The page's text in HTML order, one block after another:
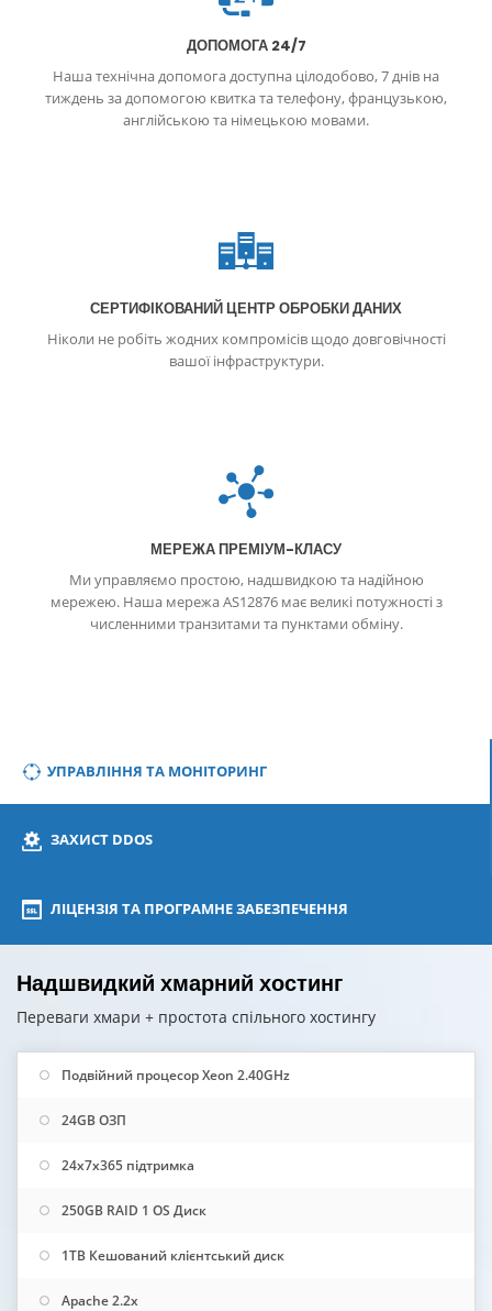
ДОПОМОГА 24/7
Наша технічна допомога доступна цілодобово, 7 днів на
тиждень за допомогою квитка та телефону, французькою,
англійською та німецькою мовами.
СЕРТИФІКОВАНИЙ ЦЕНТР ОБРОБКИ ДАНИХ
Ніколи не робіть жодних компромісів щодо довговічності
вашої інфраструктури.
МЕРЕЖА ПРЕМІУМ-КЛАСУ
Ми управляємо простою, надшвидкою та надійною
мережею. Наша мережа AS12876 має великі потужності з
численними транзитами та пунктами обміну.
УПРАВЛІННЯ ТА МОНІТОРИНГ
ЗАХИСТ DDOS
ЛІЦЕНЗІЯ ТА ПРОГРАМНЕ ЗАБЕЗПЕЧЕННЯ
Надшвидкий хмарний хостинг
Переваги хмари + простота спільного хостингу
Подвійний процесор Xeon 2.40GHz
24GB ОЗП
24x7x365 підтримка
250GB RAID 1 OS Диск
1TB Кешований клієнтський диск
Apache 2.2x